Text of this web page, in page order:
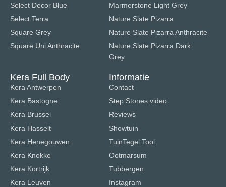
Select Decor Blue
Select Terra
Square Grey
Square Uni Anthracite
Marmerstone Light Grey
Nature Slate Pizarra
Nature Slate Pizarra Anthracite
Nature Slate Pizarra Dark
Grey
Kera Full Body
Kera Antwerpen
Kera Bastogne
Kera Brussel
Kera Hasselt
Kera Henegouwen
Kera Knokke
Kera Kortrijk
Kera Leuven
Informatie
Contact
Step Stones video
Reviews
Showtuin
TuinTegel Tool
Ootmarsum
Tubbergen
Instagram